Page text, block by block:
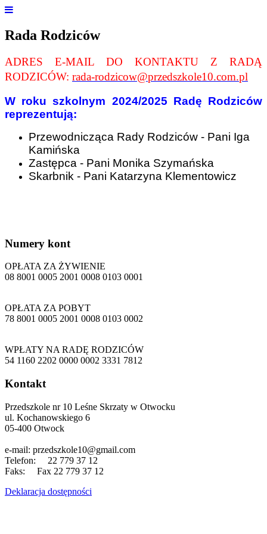
Rada Rodziców
ADRES E-MAIL DO KONTAKTU Z RADĄ
RODZICÓW: rada-rodzicow@przedszkole10.com.pl
W roku szkolnym 2024/2025 Radę Rodziców
reprezentują:
Przewodnicząca Rady Rodziców - Pani Iga
Kamińska
Zastępca - Pani Monika Szymańska
Skarbnik - Pani Katarzyna Klementowicz
Numery kont
OPŁATA ZA ŻYWIENIE
08 8001 0005 2001 0008 0103 0001
OPŁATA ZA POBYT
78 8001 0005 2001 0008 0103 0002
WPŁATY NA RADĘ RODZICÓW
54 1160 2202 0000 0002 3331 7812
Kontakt
Przedszkole nr 10 Leśne Skrzaty w Otwocku
ul. Kochanowskiego 6
05-400 Otwock
e-mail: przedszkole10@gmail.com
Telefon: 22 779 37 12
Faks: Fax 22 779 37 12
Deklaracja dostępności